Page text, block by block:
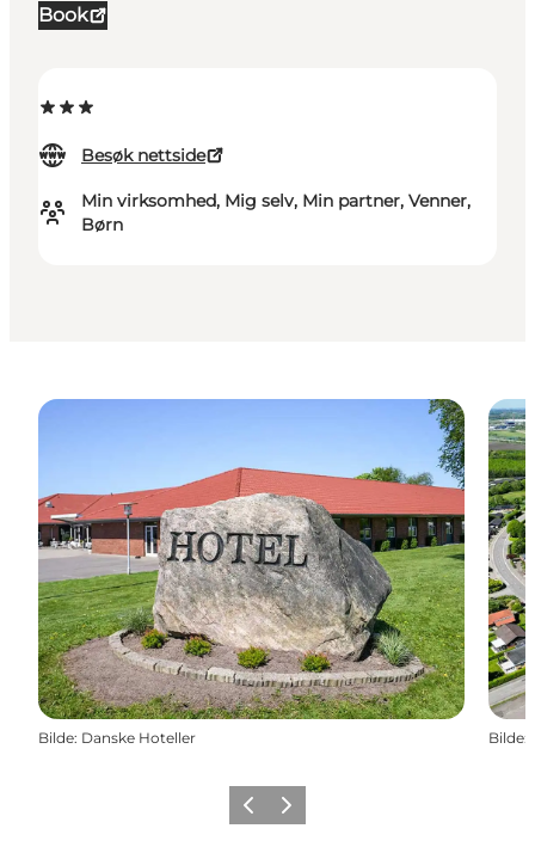
Book
Besøk nettside
Min virksomhed, Mig selv, Min partner, Venner,
Børn
Bilde: Danske Hoteller Bilde:
ForrigeNeste